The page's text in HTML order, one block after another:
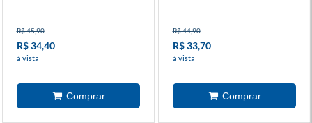
R$ 45,90
R$ 34,40
à vista
R$ 44,90
R$ 33,70
à vista